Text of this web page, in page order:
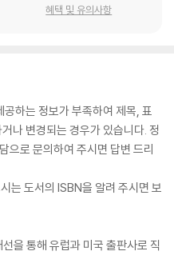
혜택 및 유의사항
하는 정보가 부족하여 제목, 표
나 변경되는 경우가 있습니다. 정
으로 문의하여 주시면 답변 드리
는 도서의 ISBN을 알려 주시면 보
을 통해 유럽과 미국 출판사로 직